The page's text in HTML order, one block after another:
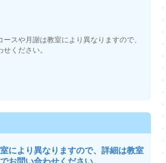
スや月謝は教室により異なりますので、
ください。
により異なりますので、詳細は教室